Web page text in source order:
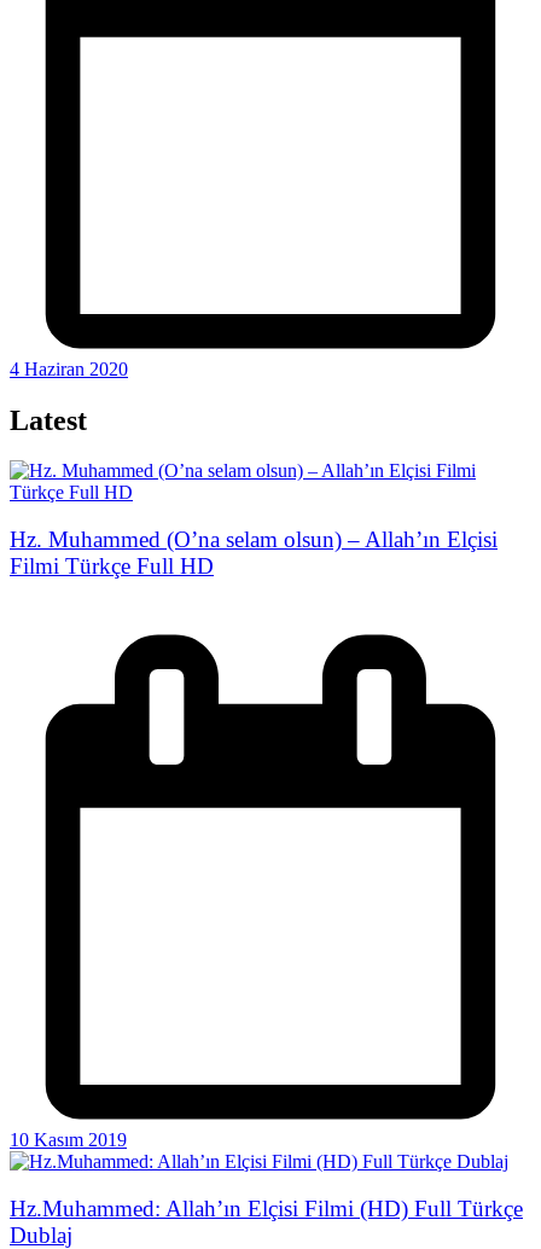
4 Haziran 2020
Latest
Hz. Muhammed (O’na selam olsun) – Allah’ın Elçisi
Filmi Türkçe Full HD
10 Kasım 2019
Hz.Muhammed: Allah’ın Elçisi Filmi (HD) Full Türkçe
Dublaj